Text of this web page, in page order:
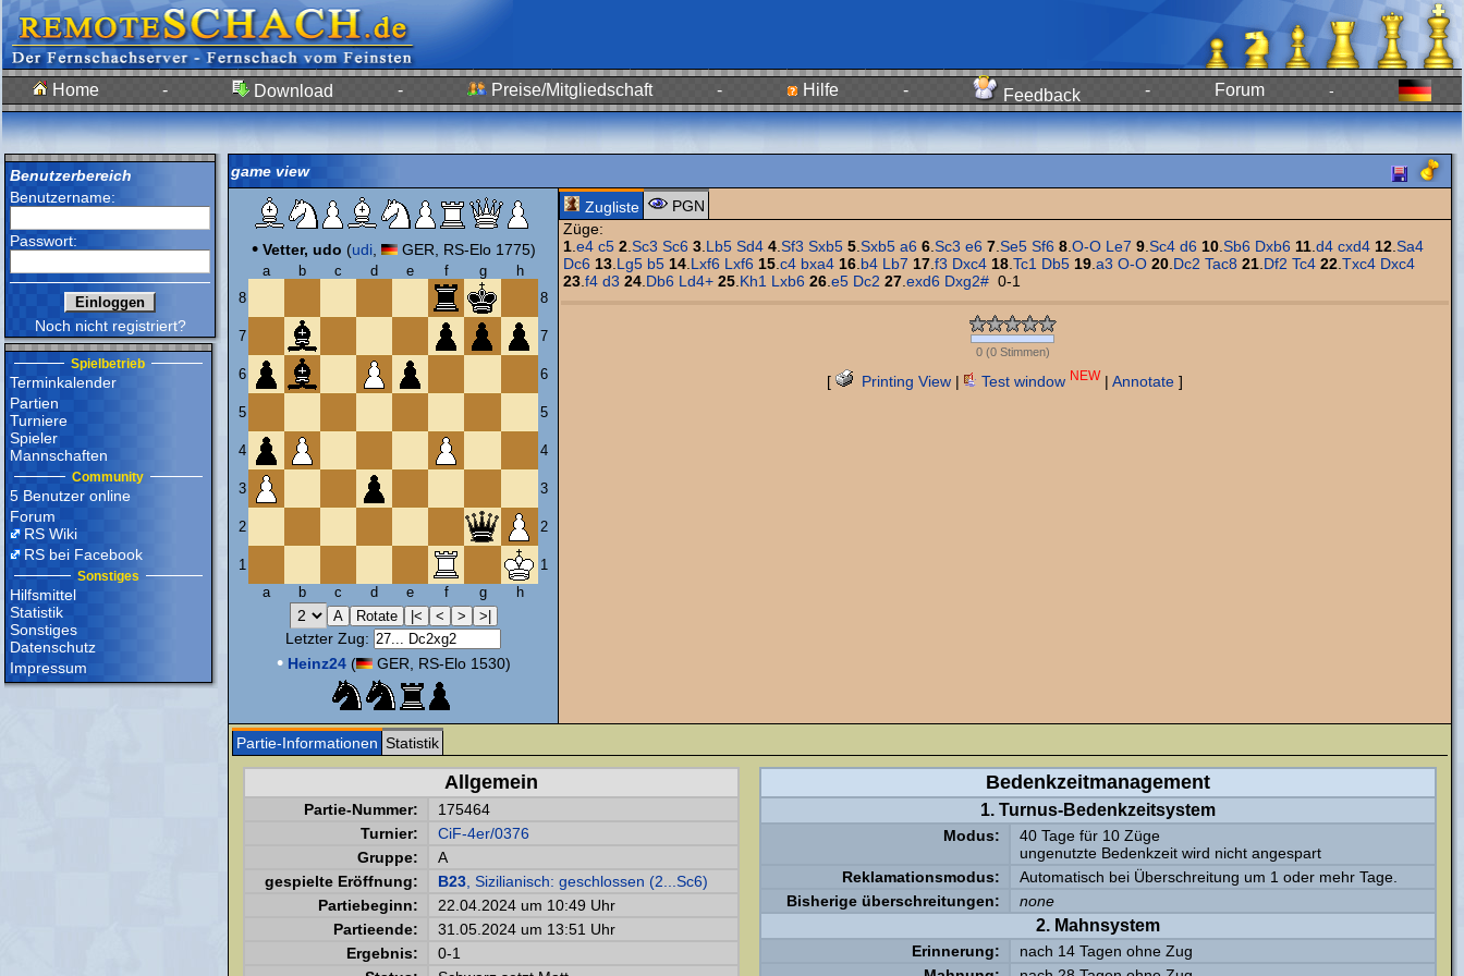
Home - Download - Preise/Mitgliedschaft - Hilfe - Feedback - Forum -
Benutzerbereich
Benutzername:
Passwort:
Noch nicht registriert?
Spielbetrieb
Terminkalender
Partien
Turniere
Spieler
Mannschaften
Community
5 Benutzer online
Forum
RS Wiki
RS bei Facebook
Sonstiges
Hilfsmittel
Statistik
Sonstiges
Datenschutz
Impressum
game view
• Vetter, udo (udi, GER, RS-Elo 1775)
a b c d e f g
h
8
8
7 7
6 6
5 5
4 4
3 3
2 2
1
1
a
b c d e f g h
Letzter Zug:
• Heinz24( GER, RS-Elo 1530)
Zugliste
PGN
Züge:
1 e4 c5 2 Sc3 Sc6 3 Lb5 Sd4 4 Sf3 Sxb5 5 Sxb5 a6 6 Sc3 e6 7 Se5 Sf6 8 O-O Le7 9 Sc4 d6 10 Sb6 Dxb6 11 d4 cxd4 12 Sa4
Dc6 13 Lg5 b5 14 Lxf6 Lxf6 15 c4 bxa4 16 b4 Lb7 17 f3 Dxc4 18 Tc1 Db5 19 a3 O-O 20 Dc2 Tac8 21 Df2 Tc4 22 Txc4 Dxc4
23 f4 d3 24 Db6 Ld4+ 25 Kh1 Lxb6 26 e5 Dc2 27 exd6 Dxg2# 0-1
0(0Stimmen)
[ Printing View | Test window NEW | Annotate ]
Partie-Informationen Statistik
Allgemein
Partie-Nummer:
175464
Turnier:
CiF-4er/0376
Gruppe:
A
gespielte Eröffnung:
B23 , Sizilianisch: geschlossen (2...Sc6)
Partiebeginn:
22.04.2024 um 10:49 Uhr
Partieende:
31.05.2024 um 13:51 Uhr
Ergebnis:
0-1
Bedenkzeitmanagement
1. Turnus-Bedenkzeitsystem
Modus:
40 Tage für 10 Züge
ungenutzte Bedenkzeit wird nicht angespart
Reklamationsmodus:
Automatisch bei Überschreitung um 1 oder mehr Tage.
Bisherige überschreitungen:
none
2. Mahnsystem
Erinnerung:
nach 14 Tagen ohne Zug